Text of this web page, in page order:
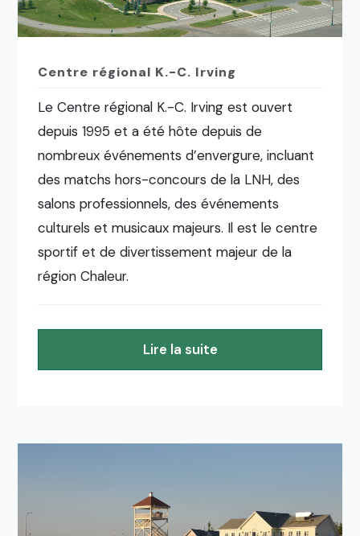
Centre régional K.-C. Irving
Le Centre régional K.-C. Irving est ouvert
depuis 1995 et a été hôte depuis de
nombreux événements d’envergure, incluant
des matchs hors-concours de la LNH, des
salons professionnels, des événements
culturels et musicaux majeurs. Il est le centre
sportif et de divertissement majeur de la
région Chaleur.
Lire la suite